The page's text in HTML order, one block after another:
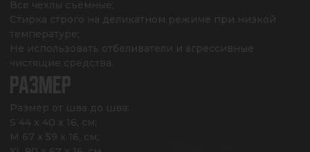
Все чехлы съёмные;
Стирка строго на деликатном режиме при низкой
температуре;
Не использовать отбеливатели и агрессивные
чистящие средства.
РАЗМЕР
Размер от шва до шва:
S 44 x 40 x 16, см;
M 67 x 59 x 16, см;